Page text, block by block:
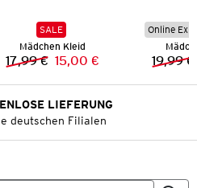
SALE
Mädchen Kleid
Vorheriger Preis:
17,99 € Neuer Preis:
15,00 €
Online
19,99 €
LIEFERUNG
deutschen Filialen